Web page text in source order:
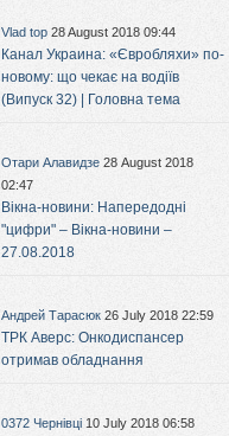
Vlad top 28 August 2018 09:44
Канал Украина: «Євробляхи» по-
новому: що чекає на водіїв
(Випуск 32) | Головна тема
Отари Алавидзе 28 August 2018
02:47
Вікна-новини: Напередодні
"цифри" – Вікна-новини –
27.08.2018
Андрей Тарасюк 26 July 2018 22:59
ТРК Аверс: Онкодиспансер
отримав обладнання
0372 Чернівці 10 July 2018 06:58